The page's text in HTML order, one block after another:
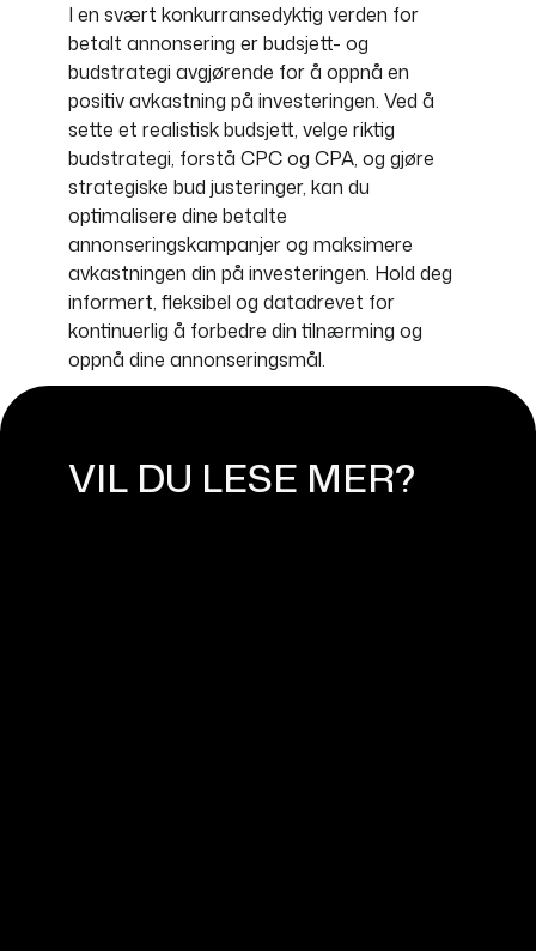
I en svært konkurransedyktig verden for
betalt annonsering er budsjett- og
budstrategi avgjørende for å oppnå en
positiv avkastning på investeringen. Ved å
sette et realistisk budsjett, velge riktig
budstrategi, forstå CPC og CPA, og gjøre
strategiske bud justeringer, kan du
optimalisere dine betalte
annonseringskampanjer og maksimere
avkastningen din på investeringen. Hold deg
informert, fleksibel og datadrevet for
kontinuerlig å forbedre din tilnærming og
oppnå dine annonseringsmål.
VIL DU LESE MER?